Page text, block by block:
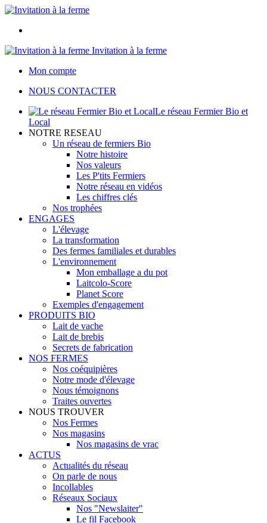
Invitation à la ferme
Mon compte
NOUS CONTACTER
Le réseau Fermier Bio et
Local
NOTRE RESEAU
Un réseau de fermiers Bio
Notre histoire
Nos valeurs
Les P'tits Fermiers
Notre réseau en vidéos
Les chiffres clés
Nos trophées
ENGAGES
L'élevage
La transformation
Des fermes familiales et durables
L'environnement
Mon emballage a du pot
Laitcolo-Score
Planet Score
Exemples d'engagement
PRODUITS BIO
Lait de vache
Lait de brebis
Secrets de fabrication
NOS FERMES
Nos coéquipières
Notre mode d'élevage
Nous témoignons
Traites ouvertes
NOUS TROUVER
Nos Fermes
Nos magasins
Nos magasins de vrac
ACTUS
Actualités du réseau
On parle de nous
Incollables
Réseaux Sociaux
Nos "Newslaiter"
Le fil Facebook